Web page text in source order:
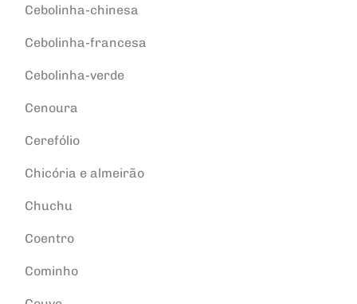
Cebolinha-chinesa
Cebolinha-francesa
Cebolinha-verde
Cenoura
Cerefólio
Chicória e almeirão
Chuchu
Coentro
Cominho